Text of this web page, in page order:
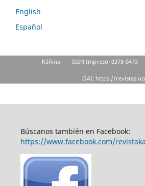
English
Español
Káñina ISSN Impreso: 0378-0473
OAI: https://
Búscanos también en Facebook:
https://www.facebook.com/